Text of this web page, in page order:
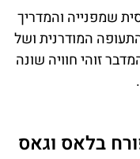
שמפנייה והמדריך
המודרנית ושל
זוהי חוויה שונה
בלאס וגאס